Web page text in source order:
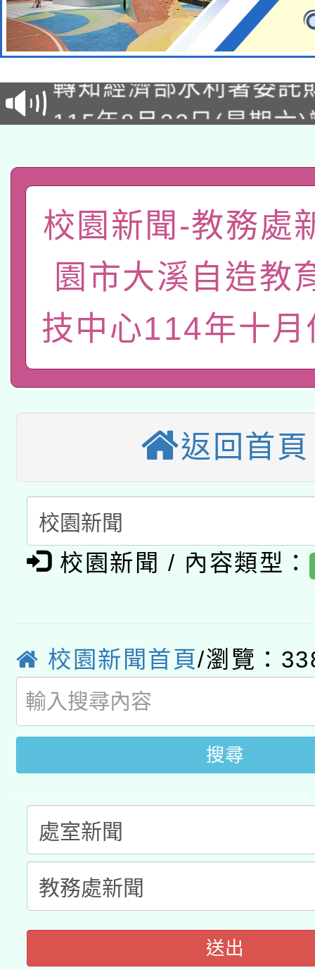
有關大陸委員會函釋公
薪期間赴陸應申請許可
轉知經濟部水利署委託
業技術研究院辦理「
動」
115年8月22日(星期六
開 智慧啟航」
「2026桃園藝術巡演
關事宜
轉知教育部國民及學前
國立臺灣師範大學辦理
年度健康促進學校輔導
業成長研習」實施計畫
原住民族教育政策研討
族教育國際趨勢與發展
轉知教育部國民及學前
新北市政府教育局辦理
師專業成長研習實施計
方素養工作坊新北場」
函轉國立臺灣師範大學
族語言臺北學習中心
件」活動簡章
有關大陸委員會函釋公
薪期間赴陸應申請許可
轉知經濟部水利署委託
業技術研究院辦理「
用水績優單位及節水達
動」
115年8月22日(星期六
桃園市孔廟祈福系列
開 智慧啟航」
2026年桃園地景藝術
「2026桃園藝術巡演
關事宜
轉知教育部國民及學前
年度健康促進學校輔導
業成長研習」實施計畫
原住民族教育政策研討
族教育國際趨勢與發展
新北市政府教育局辦理
師專業成長研習實施計
方素養工作坊新北場」
函轉國立臺灣師範大學
族語言臺北學習中心
「族語學習班」招生簡
轉知有關國立成功大學
文教學共融平台-教案
校園新聞-教務處
園市大溪自造教
技中心114年十
返回首頁
校園新聞 / 內容類型：
校園新聞首頁/瀏覽：
搜尋
送出